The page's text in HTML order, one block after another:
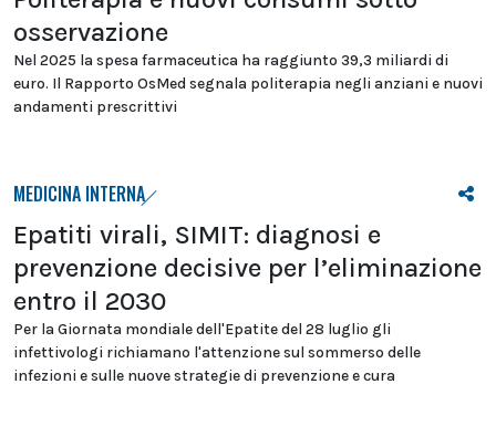
osservazione
Nel 2025 la spesa farmaceutica ha raggiunto 39,3 miliardi di
euro. Il Rapporto OsMed segnala politerapia negli anziani e nuovi
andamenti prescrittivi
MEDICINA INTERNA
Epatiti virali, SIMIT: diagnosi e
prevenzione decisive per l’eliminazione
entro il 2030
Per la Giornata mondiale dell'Epatite del 28 luglio gli
infettivologi richiamano l'attenzione sul sommerso delle
infezioni e sulle nuove strategie di prevenzione e cura